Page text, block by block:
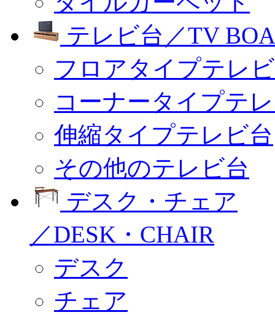
テレビ台／TV
フロアタイプテレ
コーナータイプテ
伸縮タイプテレビ台
その他のテレビ台
デスク・チェア
／DESK・CHAIR
デスク
チェア